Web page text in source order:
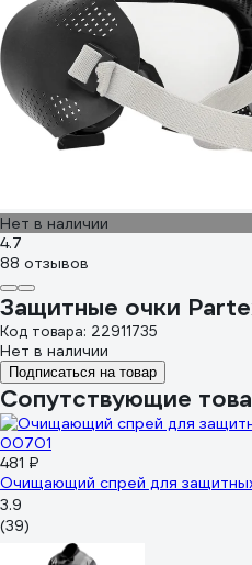
Нет в наличии
4.7
88 отзывов
Защитные очки
Код товара: 22911735
Нет в наличии
Подписаться на товар
Сопутствующие
481 ₽
Очищающий спрей для
3.9
(39)